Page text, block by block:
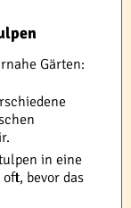
Gärten:
in eine
bevor das